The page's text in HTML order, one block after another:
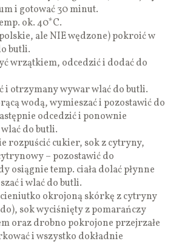
i gotować 30 minut.
ok. 40*C.
ale NIE wędzone) pokroić w
butli.
wrzątkiem, odcedzić i dodać do
i otrzymany wywar wlać do butli.
wodą, wymieszać i pozostawić do
odcedzić i ponownie
do butli.
rozpuścić cukier, sok z cytryny,
– pozostawić do
osiągnie temp. ciała dolać płynne
i wlać do butli.
cieniutko okrojoną skórkę z cytryny
sok wyciśnięty z pomarańczy
oraz drobno pokrojone przejrzałe
i wszystko dokładnie